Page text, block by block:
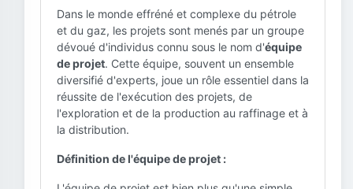
Dans le monde effréné et complexe du pétrole
et du gaz, les projets sont menés par un groupe
dévoué d'individus connu sous le nom d'équipe
de projet. Cette équipe, souvent un ensemble
diversifié d'experts, joue un rôle essentiel dans la
réussite de l'exécution des projets, de
l'exploration et de la production au raffinage et à
la distribution.
Définition de l'équipe de projet :